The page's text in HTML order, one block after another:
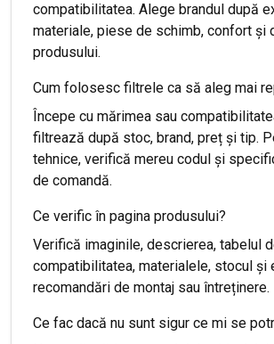
compatibilitatea. Alege brandul după
materiale, piese de schimb, confort și
produsului.
Cum folosesc filtrele ca să aleg mai
Începe cu mărimea sau
filtrează după stoc, brand, preț și tip.
tehnice, verifică mereu codul și
de comandă.
Ce verific în pagina produsului?
Verifică imaginile, descrierea, tabelul
compatibilitatea, materialele, stocul și
recomandări de montaj sau întreținere.
Ce fac dacă nu sunt sigur ce mi se